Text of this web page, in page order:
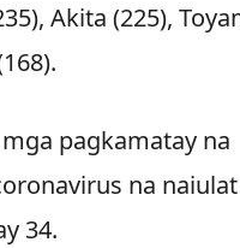
Akita (225),
pagkamatay na
na
34.